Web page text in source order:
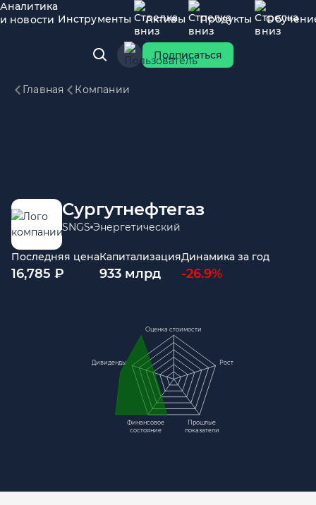
Аналитика
и новости Инструменты Активы Продукты
Подписаться
Главная Компании
Сургутнефтегаз
SNGS Энергетический
Последняя цена
16,785 ₽
Капитализация
933 млрд
Динамика за год
-26.9%
Оценка стоимости
Рост
Прошлые
показатели
Финансовое
состояние
Дивиденды